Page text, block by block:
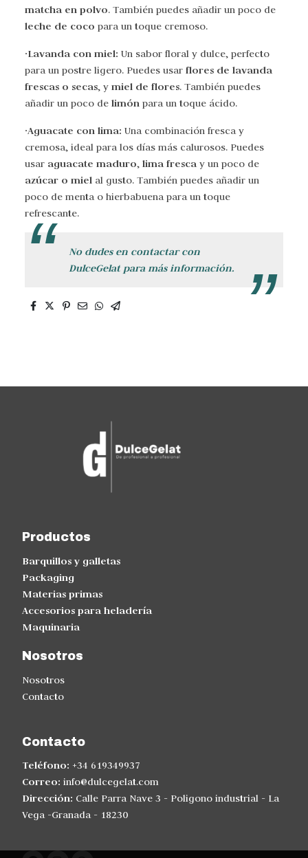
matcha en polvo. También puedes añadir un poco de
leche de coco para un toque cremoso.
·Lavanda con miel: Un sabor floral y dulce, perfecto
para un postre ligero. Puedes usar flores de lavanda
frescas o secas, y miel de flores. También puedes
añadir un poco de limón para un toque ácido.
·Aguacate con lima: Una combinación fresca y
cremosa, ideal para los días más calurosos. Puedes
usar aguacate maduro, lima frescay un poco de
azúcar o miel al gusto. También puedes añadir un
poco de menta o hierbabuena para un toque
refrescante.
No dudes en contactar con
DulceGelat para más información.
Productos
Barquillos y galletas
Packaging
Materias primas
Accesorios para heladería
Maquinaria
Nosotros
Nosotros
Contacto
Contacto
Teléfono: +34 619349937
Correo: info@dulcegelat.com
Dirección: Calle Parra Nave 3 - Poligono industrial - La
Vega -Granada - 18230